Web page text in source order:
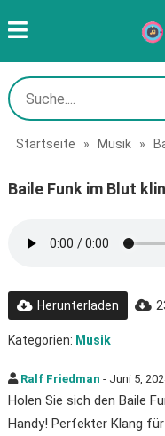
Startseite » Musik »
Baile Funk im Blut
Herunterladen
Kategorien: Musik
Ralf Friedman - Juni 5,
Holen Sie sich den Baile
Handy! Perfekter Klang